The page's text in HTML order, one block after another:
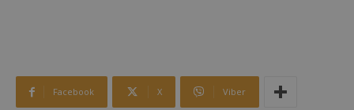
Facebook X Viber